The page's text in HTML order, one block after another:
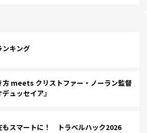
ンキング
方 meets クリストファー・ノーラン監督
ュッセイア』
もスマートに！ トラベルハック2026